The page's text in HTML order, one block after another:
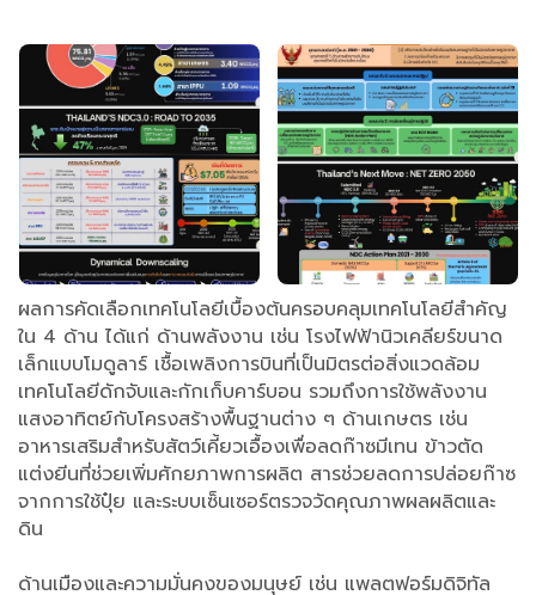
ผลการคัดเลือกเทคโนโลยีเบื้องต้นครอบคลุมเทคโนโลยีสำคัญ
ใน 4 ด้าน ได้แก่ ด้านพลังงาน เช่น โรงไฟฟ้านิวเคลียร์ขนาด
เล็กแบบโมดูลาร์ เชื้อเพลิงการบินที่เป็นมิตรต่อสิ่งแวดล้อม
เทคโนโลยีดักจับและกักเก็บคาร์บอน รวมถึงการใช้พลังงาน
แสงอาทิตย์กับโครงสร้างพื้นฐานต่าง ๆ ด้านเกษตร เช่น
อาหารเสริมสำหรับสัตว์เคี้ยวเอื้องเพื่อลดก๊าซมีเทน ข้าวตัด
แต่งยีนที่ช่วยเพิ่มศักยภาพการผลิต สารช่วยลดการปล่อยก๊าซ
จากการใช้ปุ๋ย และระบบเซ็นเซอร์ตรวจวัดคุณภาพผลผลิตและ
ดิน
ด้านเมืองและความมั่นคงของมนุษย์ เช่น แพลตฟอร์มดิจิทัล